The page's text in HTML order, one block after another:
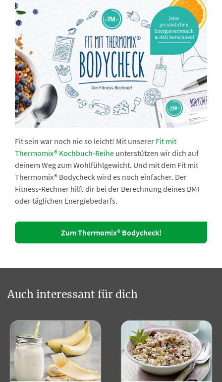
Fit sein war noch nie so leicht! Mit unserer Fit mit
Thermomix® Kochbuch-Reihe unterstützen wir dich auf
deinem Weg zum Wohlfühlgewicht. Und mit dem Fit mit
Thermomix® Bodycheck wird es noch einfacher. Der
Fitness-Rechner hilft dir bei der Berechnung deines BMI
oder täglichen Energiebedarfs.
Zum Thermomix® Bodycheck!
Auch interessant für dich